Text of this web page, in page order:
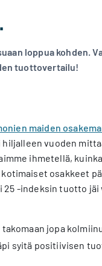
loppua kohden.
tuottovertailu!
maiden
vuoden
ihmetellä,
osakkeet
-indeksin tuotto
jopa
syitä positiivisen